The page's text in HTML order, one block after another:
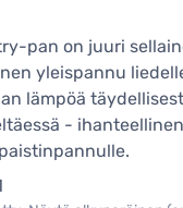
pan on juuri
yleispannu
lämpöä
-